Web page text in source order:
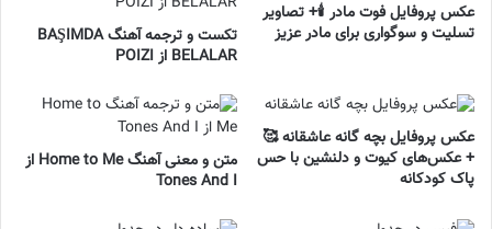
عکس پروفایل فوت مادر 🕯️+ تصاویر
تسلیت و سوگواری برای مادر عزیز
تکست و ترجمه آهنگ BAŞIMDA
BELALAR از POIZI
عکس پروفایل بچه گانه عاشقانه 🥰
+ عکس‌های کیوت و دلنشین با حس
پاک کودکانه
متن و معنی آهنگ Home to Me از
Tones And I